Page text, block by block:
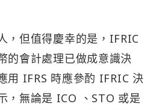
，但值得慶幸的是，IFRIC
的會計處理已做成意識決
用 IFRS 時應參酌 IFRIC 決
，無論是 ICO 、STO 或是